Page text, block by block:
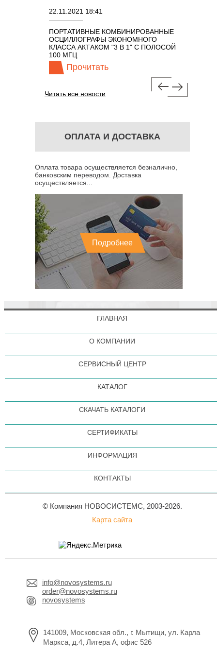
22.11.2021 18:41
ПОРТАТИВНЫЕ КОМБИНИРОВАННЫЕ
ОСЦИЛЛОГРАФЫ ЭКОНОМНОГО
КЛАССА АКТАКОМ "3 В 1" С ПОЛОСОЙ
100 МГЦ
Прочитать
Читать все новости
ОПЛАТА И ДОСТАВКА
Оплата товара осуществляется безналично,
банковским переводом. Доставка
осуществляется...
Подробнее
ГЛАВНАЯ
О КОМПАНИИ
СЕРВИСНЫЙ ЦЕНТР
КАТАЛОГ
СКАЧАТЬ КАТАЛОГИ
СЕРТИФИКАТЫ
ИНФОРМАЦИЯ
КОНТАКТЫ
© Компания НОВОСИСТЕМС, 2003-2026.
Карта сайта
info@novosystems.ru
order@novosystems.ru
novosystems
141009, Московская обл., г. Мытищи, ул. Карла
Маркса, д.4, Литера А, офис 526